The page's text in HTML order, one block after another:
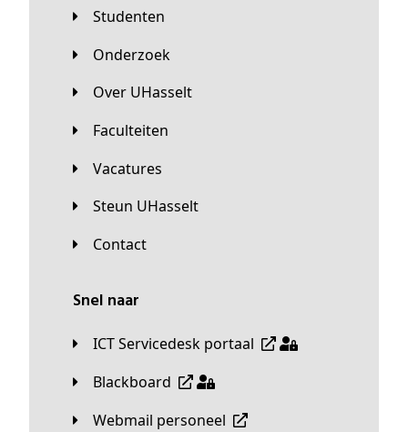
Studenten
Onderzoek
Over UHasselt
Faculteiten
Vacatures
Steun UHasselt
Contact
Snel naar
ICT Servicedesk portaal
Blackboard
Webmail personeel